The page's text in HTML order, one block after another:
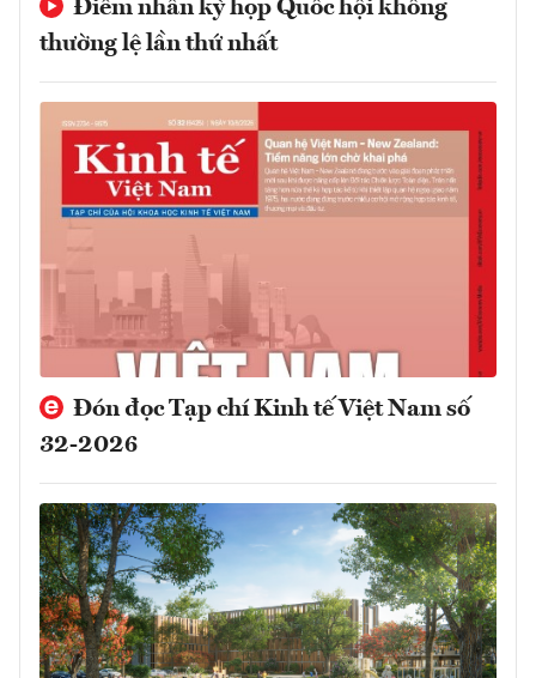
Điểm nhấn kỳ họp Quốc hội không
thường lệ lần thứ nhất
Đón đọc Tạp chí Kinh tế Việt Nam số
32-2026